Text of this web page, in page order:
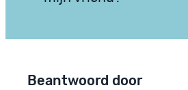
Beantwoord door